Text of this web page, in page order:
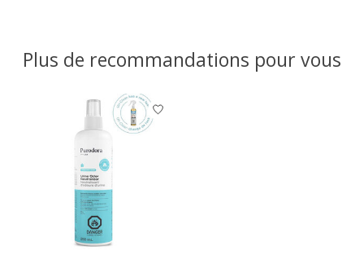
Plus de recommandations pour vous
Articles du carrousel de produits